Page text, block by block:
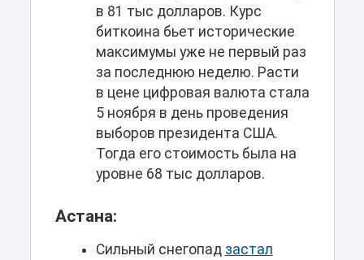
в 81 тыс долларов. Курс
биткоина бьет исторические
максимумы уже не первый раз
за последнюю неделю. Расти
в цене цифровая валюта стала
5 ноября в день проведения
выборов президента США.
Тогда его стоимость была на
уровне 68 тыс долларов.
Астана:
Сильный снегопад застал